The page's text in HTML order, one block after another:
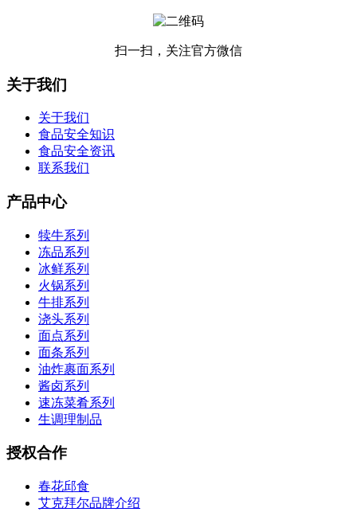
扫一扫，关注官方微信
关于我们
关于我们
食品安全知识
食品安全资讯
联系我们
产品中心
犊牛系列
冻品系列
冰鲜系列
火锅系列
牛排系列
浇头系列
面点系列
面条系列
油炸裹面系列
酱卤系列
速冻菜肴系列
生调理制品
授权合作
春花邱食
艾克拜尔品牌介绍